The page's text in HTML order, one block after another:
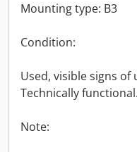
Mounting type: B3
Condition:
Used, visible signs of
Technically functional.
Note: